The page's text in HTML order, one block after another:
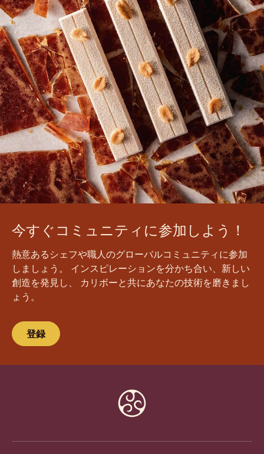
今すぐコミュニティに参加しよう！
熱意あるシェフや職人のグローバルコミュニティに参加
しましょう。 インスピレーションを分かち合い、新しい
創造を発見し、 カリボーと共にあなたの技術を磨きまし
ょう。
登録